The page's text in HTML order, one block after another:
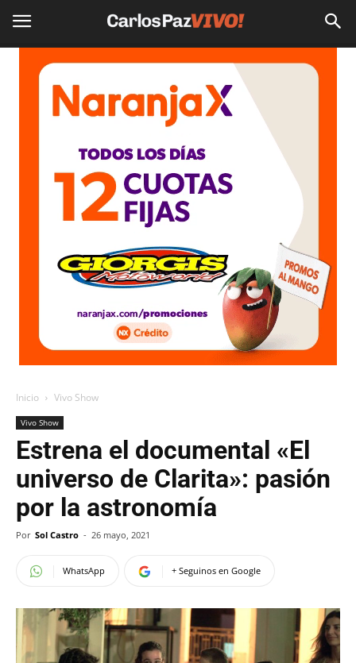
Inicio Vivo Show
Vivo Show
Estrena el documental «El
universo de Clarita»: pasión
por la astronomía
Por Sol Castro - 26 mayo, 2021
WhatsApp + Seguinos en Google